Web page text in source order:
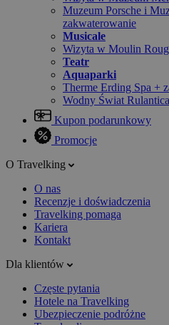
Muzeum Porsche i
zakwaterowanie
Musicale
Wizyta w Moulin
Teatr
Aquaparki
Therme Erding Spa +
Wodny Świat
Kupon podarunkowy
Promocje
O Travelking
O nas
Recenzje i doświadczenia
Travelking pomaga
Kariera
Kontakt
Dla klientów
Częste pytania
Hotele na Travelking
Ubezpieczenie podróżne